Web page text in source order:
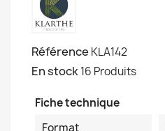
Référence KLA142
En stock16 Produits
Fiche technique
Format